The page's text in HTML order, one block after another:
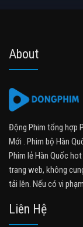
About
Động Phim tổng hợp
Mới . Phim bộ Hàn
Phim lẻ Hàn Quốc
trang web, không
tải lên. Nếu có vi
Liên Hệ